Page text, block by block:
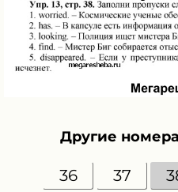
Другие
36 37